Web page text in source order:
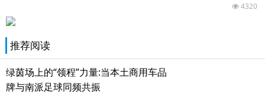
4320
推荐阅读
绿茵场上的“领程”力量:当本土商用车品
牌与南派足球同频共振